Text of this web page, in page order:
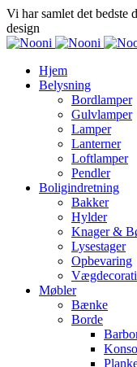
Vi har samlet det bedste
design
Hjem
Belysning
Bordlamper
Gulvlamper
Lamper
Lanterner
Loftlamper
Pendler
Boligindretning
Bakker
Hylder
Knager &
Lysestager
Opbevaring
Møbler
Bænke
Borde